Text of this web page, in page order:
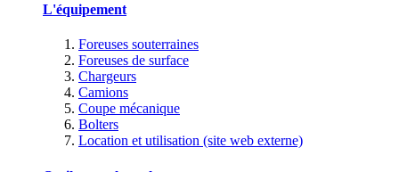
L'équipement
Foreuses souterraines
Foreuses de surface
Chargeurs
Camions
Coupe mécanique
Bolters
Location et utilisation (site web externe)